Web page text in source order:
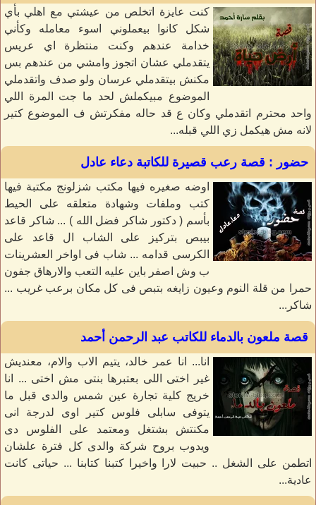
كنت عايزة اتخلص من عيشتي مع اهلي بأي
شكل كانوا بيعملوني اسوء معامله وكأني
خدامة عندهم وكنت منتظرة اي عريس
يتقدملي عشان اتجوز وامشي من عندهم بس
مكنش بيتقدملي عرسان ولو صدف واتقدملي
الموضوع مبيكملش لحد ما جت المرة اللي
واحد محترم اتقدملي وكان ع قد حاله مفكرتش ف الموضوع كتير
لانه مش هيكمل زي اللي قبله...
حضور : قصة رعب قصيرة للكاتبة دعاء عادل
اوضه صغيره فيها مكتب شزلونج مكتبة فيها
كتب وملفات وشهادة متعلقه على الحيط
بأسم ( دكتور شاكر فضل الله ) ... شاكر قاعد
بيبص بتركيز على الشاب ال قاعد على
الكرسى قدامه ... شاب فى اواخر العشرينات
ب وش اصفر باين عليه التعب والارهاق جفون
حمرا من قلة النوم وعيون زايغه بتبص فى كل مكان برعب غريب ...
شاكر...
قصة ملعون بالدماء للكاتب عبد الرحمن أحمد
انا... انا عمر خالد، يتيم الاب والام، معنديش
غير اختى اللى بعتبرها بنتى مش اختى ... انا
خريج كلية تجارة عين شمس والدى قبل ما
يتوفى سابلى فلوس كتير اوى لدرجة انى
مكنتش بشتغل ومعتمد على الفلوس دى
ويدوب بروح شركة والدى كل فترة علشان
اتطمن على الشغل .. حبيت لارا واخيرا كتبنا كتابنا ... حياتى كانت
عادية...